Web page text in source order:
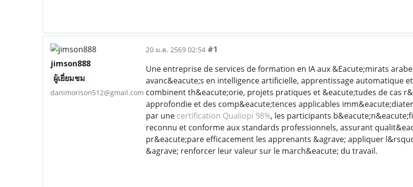
jimson888
ผู้เยี่ยมชม
danimorison512@gmail.com
20 ม.ค. 2569 02:54 #1
Une entreprise de services de formation en IA aux &Eacute;mirats
avanc&eacute;s en intelligence artificielle, apprentissage automatique
combinent th&eacute;orie, projets pratiques et &eacute;tudes de cas
approfondie et des comp&eacute;tences applicables
par une certification Qualiopi 98%, les participants
reconnu et conforme aux standards professionnels, assurant
pr&eacute;pare efficacement les apprenants &agrave; appliquer
&agrave; renforcer leur valeur sur le march&eacute; du travail.